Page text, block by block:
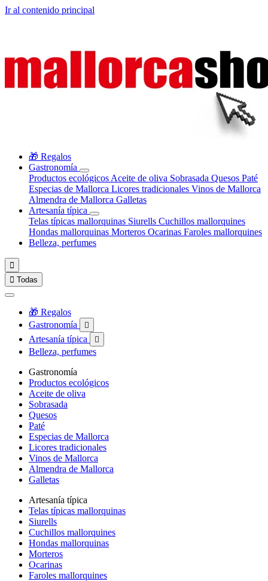
Ir al contenido principal
🎁 Regalos
Gastronomía
Productos ecológicos Aceite de oliva Sobrasada Quesos Paté
Especias de Mallorca Licores tradicionales Vinos de Mallorca
Almendra de Mallorca Galletas
Artesanía típica
Telas típicas mallorquinas Siurells Cuchillos mallorquines
Hondas mallorquinas Morteros Ocarinas Faroles mallorquines
Belleza, perfumes

 Todas
🎁 Regalos
Gastronomía

Artesanía típica 
Belleza, perfumes
Gastronomía
Productos ecológicos
Aceite de oliva
Sobrasada
Quesos
Paté
Especias de Mallorca
Licores tradicionales
Vinos de Mallorca
Almendra de Mallorca
Galletas
Artesanía típica
Telas típicas mallorquinas
Siurells
Cuchillos mallorquines
Hondas mallorquinas
Morteros
Ocarinas
Faroles mallorquines